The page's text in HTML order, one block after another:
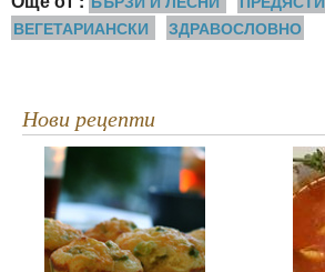
ВЕГЕТАРИАНСКИ
ЗДРАВОСЛОВНО
Нови рецепти